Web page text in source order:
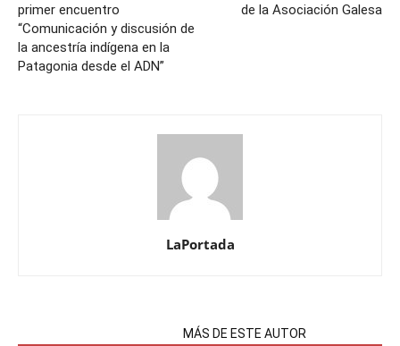
primer encuentro
“Comunicación y discusión de
la ancestría indígena en la
Patagonia desde el ADN”
de la Asociación Galesa
LaPortada
MÁS DE ESTE AUTOR